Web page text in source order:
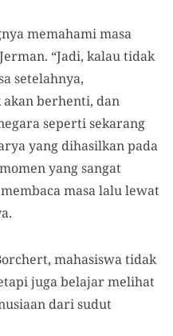
memahami masa
“Jadi, kalau tidak
setelahnya,
berhenti, dan
seperti sekarang
yang dihasilkan pada
yang sangat
masa lalu lewat
mahasiswa tidak
juga belajar melihat
dari sudut